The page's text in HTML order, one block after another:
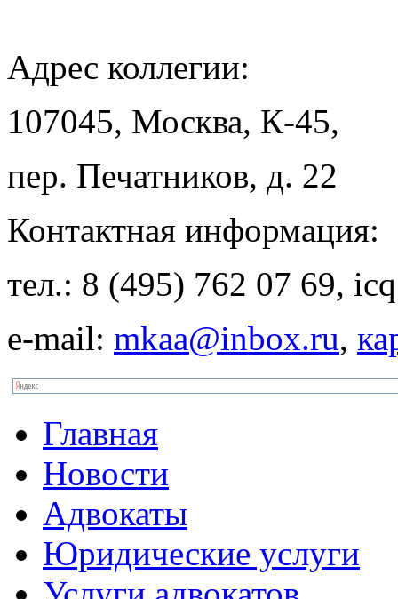
Адрес коллегии:
107045, Москва, К-45,
пер. Печатников, д. 22
Контактная информация:
тел.: 8 (495) 762 07 69,
e-mail: mkaa@inbox.ru,
Главная
Новости
Адвокаты
Юридические услуги